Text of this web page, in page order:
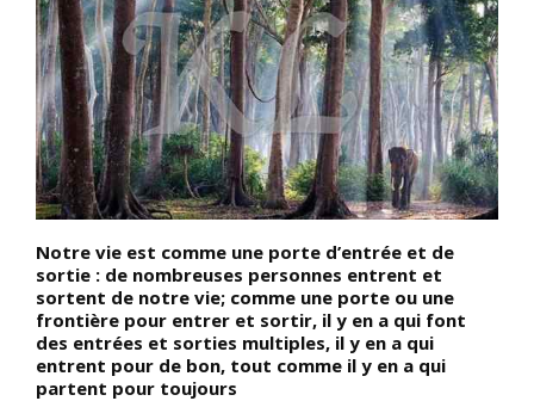
Notre vie est comme une porte d’entrée et de
sortie : de nombreuses personnes entrent et
sortent de notre vie; comme une porte ou une
frontière pour entrer et sortir, il y en a qui font
des entrées et sorties multiples, il y en a qui
entrent pour de bon, tout comme il y en a qui
partent pour toujours